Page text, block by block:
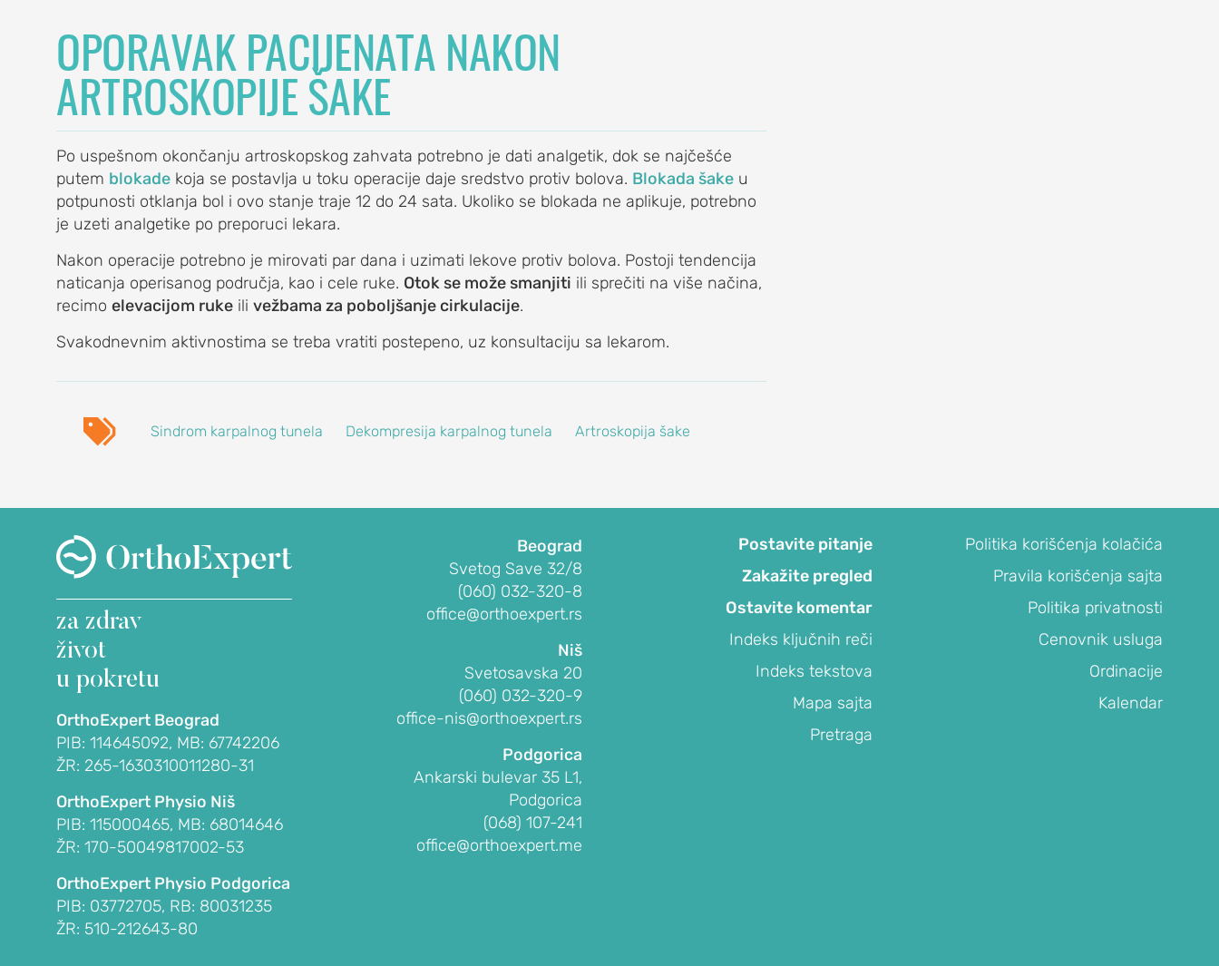
lakta
bolest)
OPORAVAK PACIJENATA NAKON
ARTROSKOPIJE ŠAKE
Po uspešnom okončanju artroskopskog zahvata potrebno je dati analgetik, dok se najčešće
putem blokade koja se postavlja u toku operacije daje sredstvo protiv bolova. Blokada šake u
potpunosti otklanja bol i ovo stanje traje 12 do 24 sata. Ukoliko se blokada ne aplikuje, potrebno
je uzeti analgetike po preporuci lekara.
Nakon operacije potrebno je mirovati par dana i uzimati lekove protiv bolova. Postoji tendencija
naticanja operisanog područja, kao i cele ruke. Otok se može smanjiti ili sprečiti na više načina,
recimo elevacijom ruke ili vežbama za poboljšanje cirkulacije.
Svakodnevnim aktivnostima se treba vratiti postepeno, uz konsultaciju sa lekarom.
 Sindrom karpalnog tunela Dekompresija karpalnog tunela Artroskopija šake
za zdrav
život
u pokretu
OrthoExpert Beograd
PIB: 114645092, MB: 67742206
ŽR: 265-1630310011280-31
OrthoExpert Physio Niš
PIB: 115000465, MB: 68014646
ŽR: 170-50049817002-53
OrthoExpert Physio Podgorica
PIB: 03772705, RB: 80031235
ŽR: 510-212643-80
Beograd
Svetog Save 32/8
(060) 032-320-8
office@orthoexpert.rs
Niš
Svetosavska 20
(060) 032-320-9
office-nis@orthoexpert.rs
Podgorica
Ankarski bulevar 35 L1,
Podgorica
(068) 107-241
office@orthoexpert.me
Postavite pitanje
Zakažite pregled
Ostavite komentar
Indeks ključnih reči
Indeks tekstova
Mapa sajta
Pretraga
Politika korišćenja kolačića
Pravila korišćenja sajta
Politika privatnosti
Cenovnik usluga
Ordinacije
Kalendar